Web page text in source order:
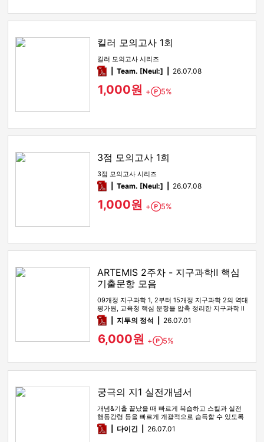
킬러 모의고사 1회
킬러 모의고사 시리즈
pdfTeam. [Neul:] 26.07.08
1,000원 + Point
5%
3점 모의고사 1회
3점 모의고사 시리즈
pdfTeam. [Neul:] 26.07.08
1,000원 + Point
5%
ARTEMIS 2주차 - 지구과학Ⅱ 핵심
기출문항 모음
09개정 지구과학 1, 2부터 15개정 지구과학 2의 역대
평가원, 교육청 핵심 문항을 압축 정리한 지구과학 Ⅱ
기출 선별 …
pdf지투의 정석 26.07.01
6,000원 + Point
5%
궁극의 지1 실전개념서
개념&기출 끝났을 때 빠르게 복습하고 스킬과 실전
행동강령 등을 빠르게 개괄적으로 습득할 수 있도록
해주는 실전개념서
pdf다이긴 26.07.01